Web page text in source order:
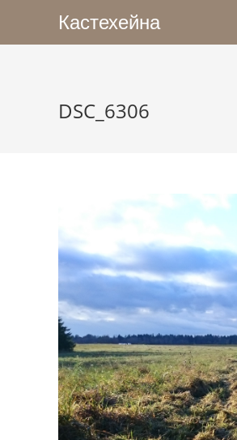
Кастехейна
DSC_6306